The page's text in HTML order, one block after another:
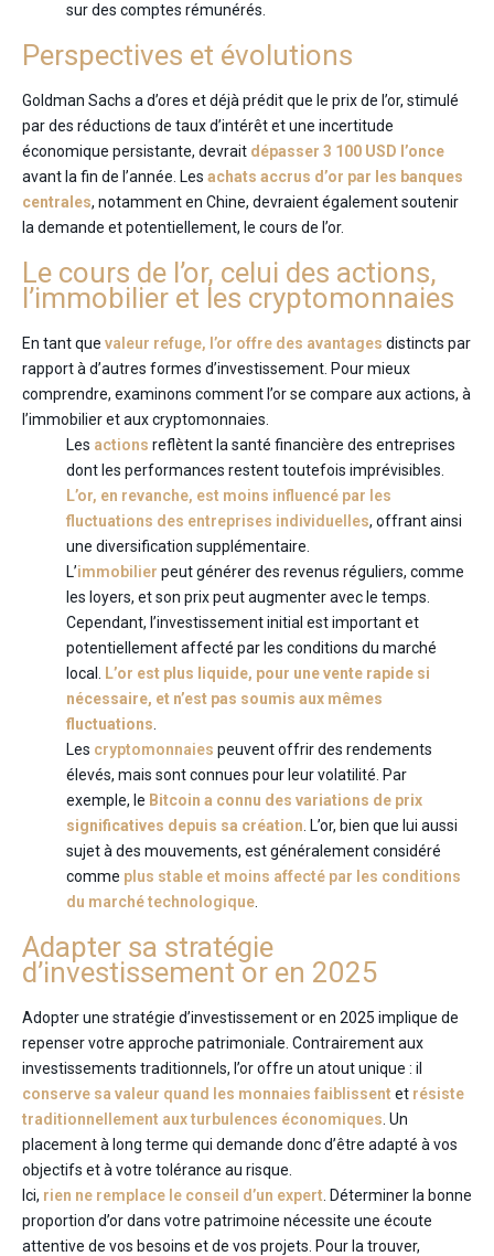
sur des comptes rémunérés.
Perspectives et évolutions
Goldman Sachs a d’ores et déjà prédit que le prix de l’or, stimulé
par des réductions de taux d’intérêt et une incertitude
économique persistante, devrait dépasser 3 100 USD l’once
avant la fin de l’année. Les achats accrus d’or par les banques
centrales, notamment en Chine, devraient également soutenir
la demande et potentiellement, le cours de l’or.
Le cours de l’or, celui des actions,
l’immobilier et les cryptomonnaies
En tant que valeur refuge, l’or offre des avantages distincts par
rapport à d’autres formes d’investissement. Pour mieux
comprendre, examinons comment l’or se compare aux actions, à
l’immobilier et aux cryptomonnaies.
Les actions reflètent la santé financière des entreprises
dont les performances restent toutefois imprévisibles.
L’or, en revanche, est moins influencé par les
fluctuations des entreprises individuelles, offrant ainsi
une diversification supplémentaire.
L’immobilier peut générer des revenus réguliers, comme
les loyers, et son prix peut augmenter avec le temps.
Cependant, l’investissement initial est important et
potentiellement affecté par les conditions du marché
local. L’or est plus liquide, pour une vente rapide si
nécessaire, et n’est pas soumis aux mêmes
fluctuations.
Les cryptomonnaies peuvent offrir des rendements
élevés, mais sont connues pour leur volatilité. Par
exemple, le Bitcoin a connu des variations de prix
significatives depuis sa création. L’or, bien que lui aussi
sujet à des mouvements, est généralement considéré
comme plus stable et moins affecté par les conditions
du marché technologique.
Adapter sa stratégie
d’investissement or en 2025
Adopter une stratégie d’investissement or en 2025 implique de
repenser votre approche patrimoniale. Contrairement aux
investissements traditionnels, l’or offre un atout unique : il
conserve sa valeur quand les monnaies faiblissent et résiste
traditionnellement aux turbulences économiques. Un
placement à long terme qui demande donc d’être adapté à vos
objectifs et à votre tolérance au risque.
Ici, rien ne remplace le conseil d’un expert. Déterminer la bonne
proportion d’or dans votre patrimoine nécessite une écoute
attentive de vos besoins et de vos projets. Pour la trouver,